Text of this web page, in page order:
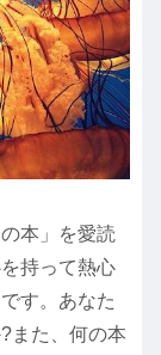
本」を愛読
持って熱心
す。あなた
また、何の本